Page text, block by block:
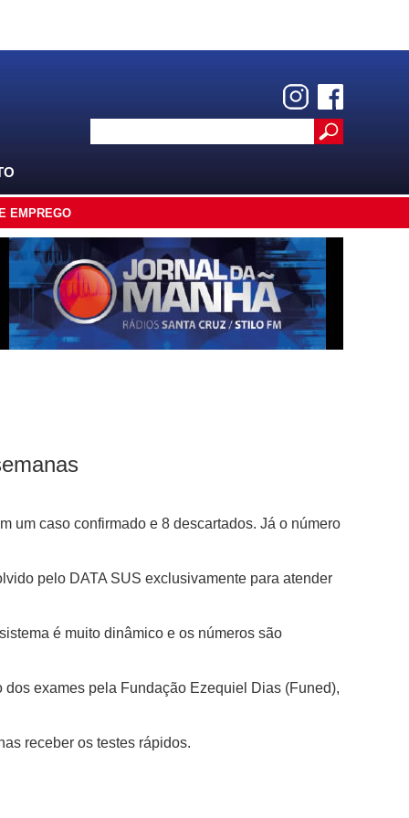
EMPREGO
um caso confirmado e 8 descartados. Já o número
pelo DATA SUS exclusivamente para atender
é muito dinâmico e os números são
dos exames pela Fundação Ezequiel Dias (Funed),
receber os testes rápidos.